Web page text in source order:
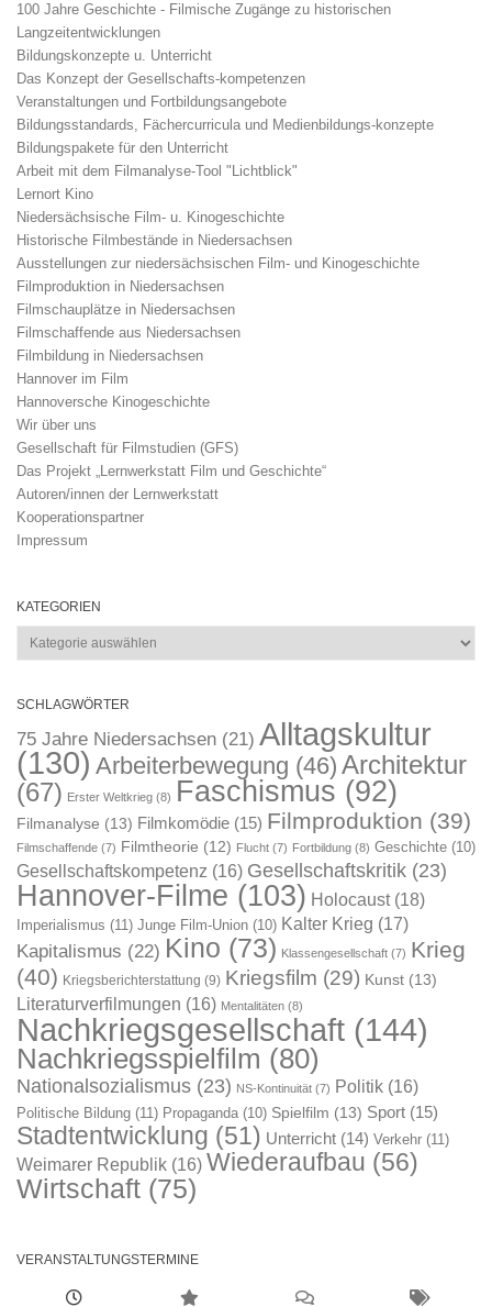
100 Jahre Geschichte - Filmische Zugänge zu historischen
Langzeitentwicklungen
Bildungskonzepte u. Unterricht
Das Konzept der Gesellschafts-kompetenzen
Veranstaltungen und Fortbildungsangebote
Bildungsstandards, Fächercurricula und Medienbildungs-konzepte
Bildungspakete für den Unterricht
Arbeit mit dem Filmanalyse-Tool "Lichtblick"
Lernort Kino
Niedersächsische Film- u. Kinogeschichte
Historische Filmbestände in Niedersachsen
Ausstellungen zur niedersächsischen Film- und Kinogeschichte
Filmproduktion in Niedersachsen
Filmschauplätze in Niedersachsen
Filmschaffende aus Niedersachsen
Filmbildung in Niedersachsen
Hannover im Film
Hannoversche Kinogeschichte
Wir über uns
Gesellschaft für Filmstudien (GFS)
Das Projekt „Lernwerkstatt Film und Geschichte“
Autoren/innen der Lernwerkstatt
Kooperationspartner
Impressum
KATEGORIEN
Kategorien
SCHLAGWÖRTER
75 Jahre Niedersachsen (21) Alltagskultur
(130) Arbeiterbewegung (46) Architektur
(67) Erster Weltkrieg (8) Faschismus (92)
Filmanalyse (13) Filmkomödie (15) Filmproduktion (39)
Filmschaffende (7) Filmtheorie (12) Flucht (7) Fortbildung (8) Geschichte (10)
Gesellschaftskompetenz (16) Gesellschaftskritik (23)
Hannover-Filme (103) Holocaust(18)
Imperialismus (11) Junge Film-Union (10) Kalter Krieg (17)
Kapitalismus (22) Kino (73) Klassengesellschaft (7) Krieg
(40) Kriegsberichterstattung (9) Kriegsfilm (29) Kunst (13)
Literaturverfilmungen (16) Mentalitäten (8)
Nachkriegsgesellschaft (144)
Nachkriegsspielfilm (80)
Nationalsozialismus (23) NS-Kontinuität (7) Politik (16)
Politische Bildung (11) Propaganda (10) Spielfilm (13) Sport (15)
Stadtentwicklung (51) Unterricht (14) Verkehr (11)
Weimarer Republik (16) Wiederaufbau (56)
Wirtschaft (75)
VERANSTALTUNGSTERMINE